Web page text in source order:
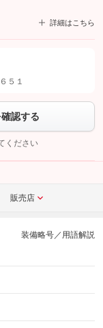
詳細はこちら
「許可する」ボタンを押
わせを
５１
認する
ください
販売店
装備略号／用語解説